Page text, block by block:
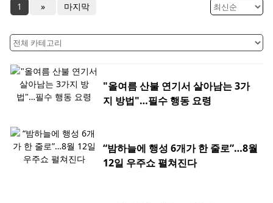
1 » 마지막
"올여름 산불 연기서 살아남는 3가
지 방법"…필수 행동 요령
“밤하늘에 행성 6개가 한 줄로”…8월
12일 우주쇼 펼쳐진다